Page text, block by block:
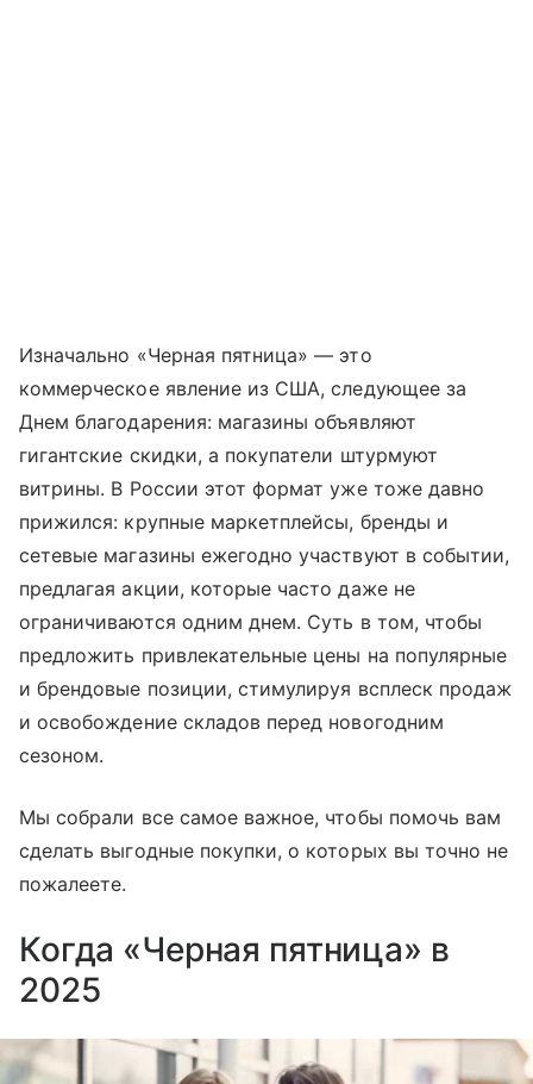
Изначально «Черная пятница» — это
коммерческое явление из США, следующее за
Днем благодарения: магазины объявляют
гигантские скидки, а покупатели штурмуют
витрины. В России этот формат уже тоже давно
прижился: крупные маркетплейсы, бренды и
сетевые магазины ежегодно участвуют в событии,
предлагая акции, которые часто даже не
ограничиваются одним днем. Суть в том, чтобы
предложить привлекательные цены на популярные
и брендовые позиции, стимулируя всплеск продаж
и освобождение складов перед новогодним
сезоном.
Мы собрали все самое важное, чтобы помочь вам
сделать выгодные покупки, о которых вы точно не
пожалеете.
Когда «Черная пятница» в
2025